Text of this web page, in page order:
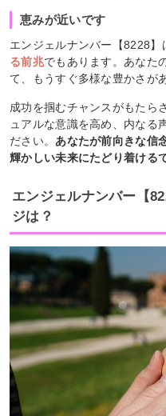
恵みが近いです
エンジェルナンバー【8228】
る前兆でもあります。あなた
て、もうすぐ多様な豊かさが
成功を掴むチャンスがもたら
ュアルな意識を高め、内なる
ださい。 あなたが前向きな信
輝かしい未来にたどり着ける
エンジェルナンバー【
ジは？